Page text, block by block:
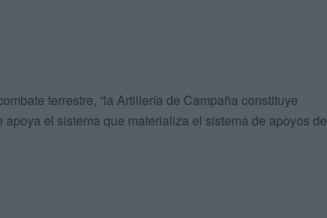
terrestre, “la Artillería de Campaña constituye
el sistema que materializa el sistema de apoyos de